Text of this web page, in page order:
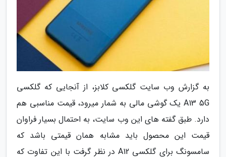
به گزارش وب سایت گلکسی کلابز، از آنجایی که گلکسی
A13 5G یک گوشی مالی به شمار میرود، قیمت مناسبی هم
دارد. طبق گفته های این وب سایت، به احتمال بسیار فراوان
قیمت این محصول باید مشابه همان قیمتی باشد که
سامسونگ برای گلکسی A12 در نظر گرفت با این تفاوت که